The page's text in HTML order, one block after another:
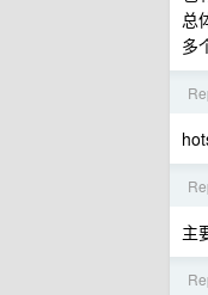
总
多
主